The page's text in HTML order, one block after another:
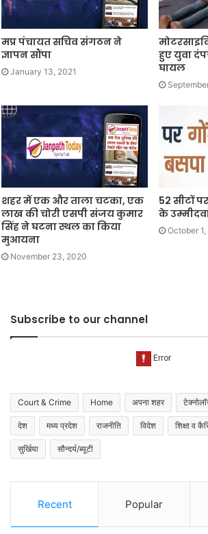
मप्र पंचायत सचिव संगठन ने
ज्ञापन सौंपा
January 13, 2021
हुए युवा
घायल
शहर में एक और ताला चटका, एक
लाख की चोरी एसपी संजय कुमार
सिंह ने घटना स्थल का किया
मुआयना
November 23, 2020
52 सीटों
के
October
Subscribe to our channel
Court & Crime Home अपना शहर
देश मध्य प्रदेश राजनीति विदेश शिक्षा व
सुर्खिया सौन्दर्य/ब्यूटी
Recent Popular